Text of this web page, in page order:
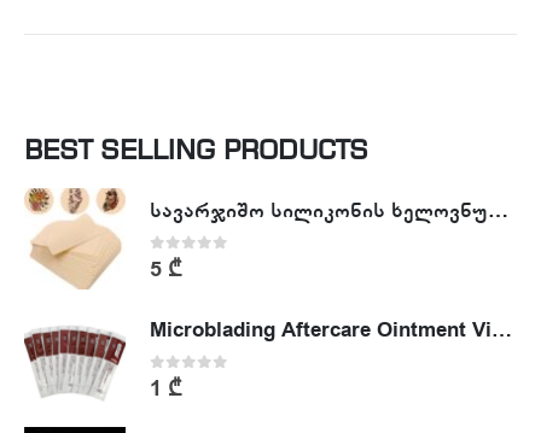
BEST SELLING PRODUCTS
სავარჯიშო სილიკონის ხელოვნური კანი - Tattoo Practike skin
0out of 5
5 ₾
Microblading Aftercare Ointment Vitamin A&D
0 out of 5
1 ₾